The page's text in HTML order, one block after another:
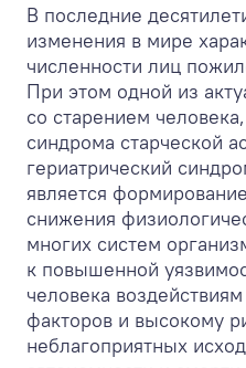
В последние
изменения в мире
численности лиц
При этом одной из
со старением
синдрома старческой
гериатрический
является
снижения
многих систем
к повышенной
человека
факторов и высокому
неблагоприятных